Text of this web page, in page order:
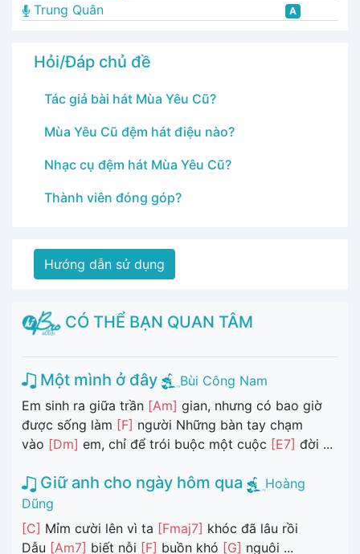
Trung Quân
A
Hỏi/Đáp chủ đề
Tác giả bài hát Mùa Yêu Cũ?
Mùa Yêu Cũ đệm hát điệu nào?
Nhạc cụ đệm hát Mùa Yêu Cũ?
Thành viên đóng góp?
Hướng dẫn sử dụng
CÓ THỂ BẠN QUAN TÂM
Một mình ở đây
Bùi Công Nam
Em sinh ra giữa trần [Am] gian, nhưng có bao giờ
được sống làm [F] người Những bàn tay chạm
vào [Dm] em, chỉ để trói buộc một cuộc [E7] đời ...
Giữ anh cho ngày hôm qua
Hoàng
Dũng
[C] Mỉm cười lên vì ta [Fmaj7] khóc đã lâu rồi
Dẫu [Am7] biết nỗi [F] buồn khó [G] nguôi ...